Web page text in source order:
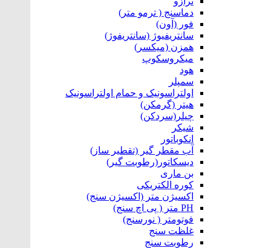
دماسنج ( ترمو متر)
فور (آون)
سانتریفیوژ (سانتریفوژ)
همزن (میکسر)
میکروسکوپ
هود
سمپلر
اولتراسونیک و حمام اولتراسونیک
هیتر (گرمکن)
چیلر(سردکن)
شیکر
انکوباتور
آب مقطر گیر (تقطیر ساز)
دیسکاتور(رطوبت گیر)
بن ماری
کوره الکتریکی
اکسیژن متر (اکسیژن سنج)
PH متر ( پی اچ سنج)
فوتومتر ( نورسنج)
غلظت سنج
رطوبت سنج